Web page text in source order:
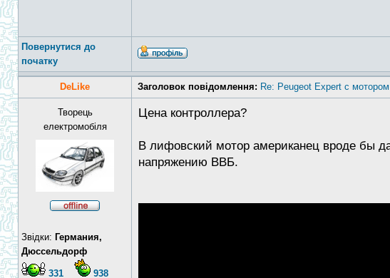
Повернутися до
початку
DeLike Заголовок повідомлення: Re: Peugeot Expert с
Творець
електромобіля
Звідки: Германия,
Дюссельдорф
331
938
Цена контроллера?
В лифовский мотор американец вроде бы
напряжению ВВБ.